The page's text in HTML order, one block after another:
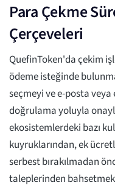
Para Çekme
Çerçeveleri
QuefinToken'da çekim
ödeme isteğinde
seçmeyi ve e-posta
doğrulama yoluyla
ekosistemlerdeki bazı
kuyruklarından, ek
serbest bırakılmadan
taleplerinden